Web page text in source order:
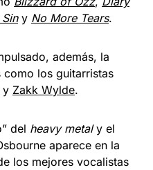
y No More Tears.​
además, la
como los guitarristas
y Zakk Wylde.
del heavy metal​ y el
aparece en la
los mejores vocalistas